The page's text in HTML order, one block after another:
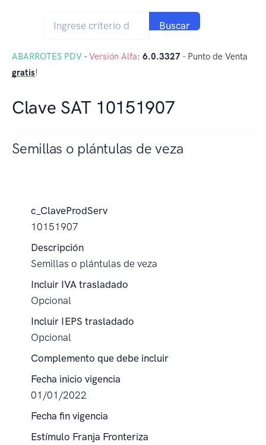
Buscar
ABARROTES PDV -Versión Alfa: 6.0.3327 - Punto de Venta
gratis!
Clave SAT 10151907
Semillas o plántulas de veza
c_ClaveProdServ
10151907
Descripción
Semillas o plántulas de veza
Incluir IVA trasladado
Opcional
Incluir IEPS trasladado
Opcional
Complemento que debe incluir
Fecha inicio vigencia
01/01/2022
Fecha fin vigencia
Estímulo Franja Fronteriza